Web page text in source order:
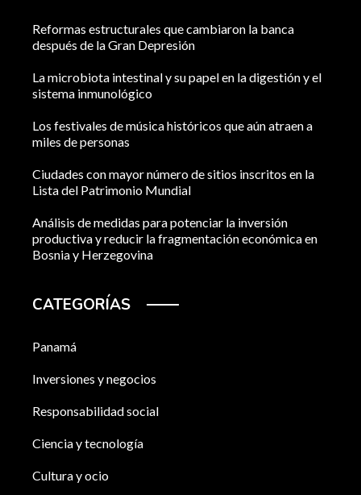
Reformas estructurales que cambiaron la banca
después de la Gran Depresión
La microbiota intestinal y su papel en la digestión y el
sistema inmunológico
Los festivales de música históricos que aún atraen a
miles de personas
Ciudades con mayor número de sitios inscritos en la
Lista del Patrimonio Mundial
Análisis de medidas para potenciar la inversión
productiva y reducir la fragmentación económica en
Bosnia y Herzegovina
CATEGORÍAS
Panamá
Inversiones y negocios
Responsabilidad social
Ciencia y tecnología
Cultura y ocio